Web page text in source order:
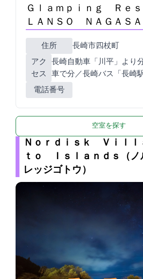
Ｇｌａｍｐｉｎｇ Ｒｅ
ＬＡＮＳＯ ＮＡＧＡＳＡ
住所
長崎市四杖町2671-1
アク
セス
長崎自動車「川平IC」より15
車で30分／長崎バス「長崎
電話番号
空室を探す
Ｎｏｒｄｉｓｋ Ｖｉｌ
ｔｏ Ｉｓｌａｎｄｓ（ノ
レッジゴトウ）